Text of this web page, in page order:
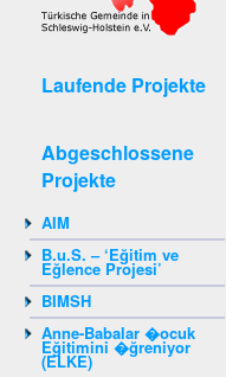
Laufende Projekte
Abgeschlossene
Projekte
AIM
B.u.S. – ‘Eğitim ve
Eğlence Projesi’
BIMSH
Anne-Babalar �ocuk
Eğitimini �ğreniyor
(ELKE)